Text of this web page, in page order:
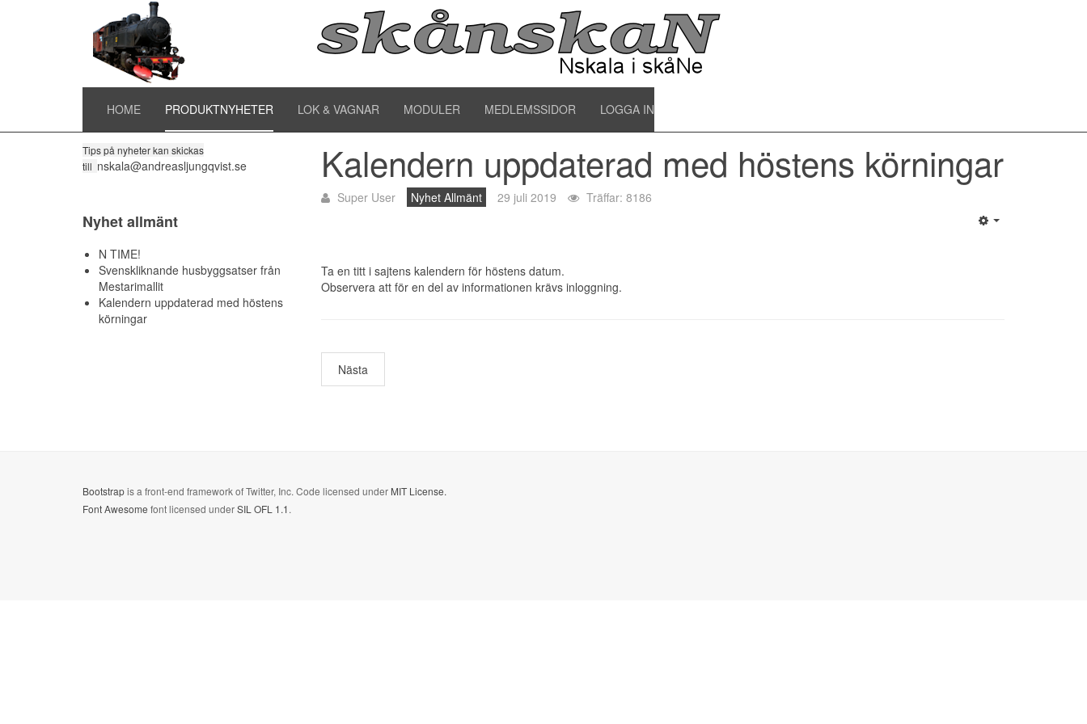
HOME PRODUKTNYHETER LOK & VAGNAR MODULER MEDLEMSSIDOR LOGGA IN
Produktnyheter
Kalendern uppdaterad med höstens körningar
Super User Nyhet Allmänt 29 juli 2019 Träffar: 8186
Ta en titt i sajtens kalendern för höstens datum.
Observera att för en del av informationen krävs inloggning.
Nästa
Tips på nyheter kan skickas
till nskala@andreasljungqvist.se
Nyhet allmänt
N TIME!
Svenskliknande husbyggsatser från
Mestarimallit
Kalendern uppdaterad med höstens
körningar
Bootstrapis a front-end framework of Twitter, Inc. Code licensed under MIT License.
Font Awesome font licensed underSIL OFL 1.1.